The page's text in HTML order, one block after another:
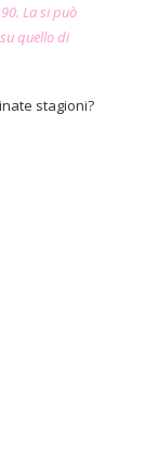
La si può
quello di
stagioni?